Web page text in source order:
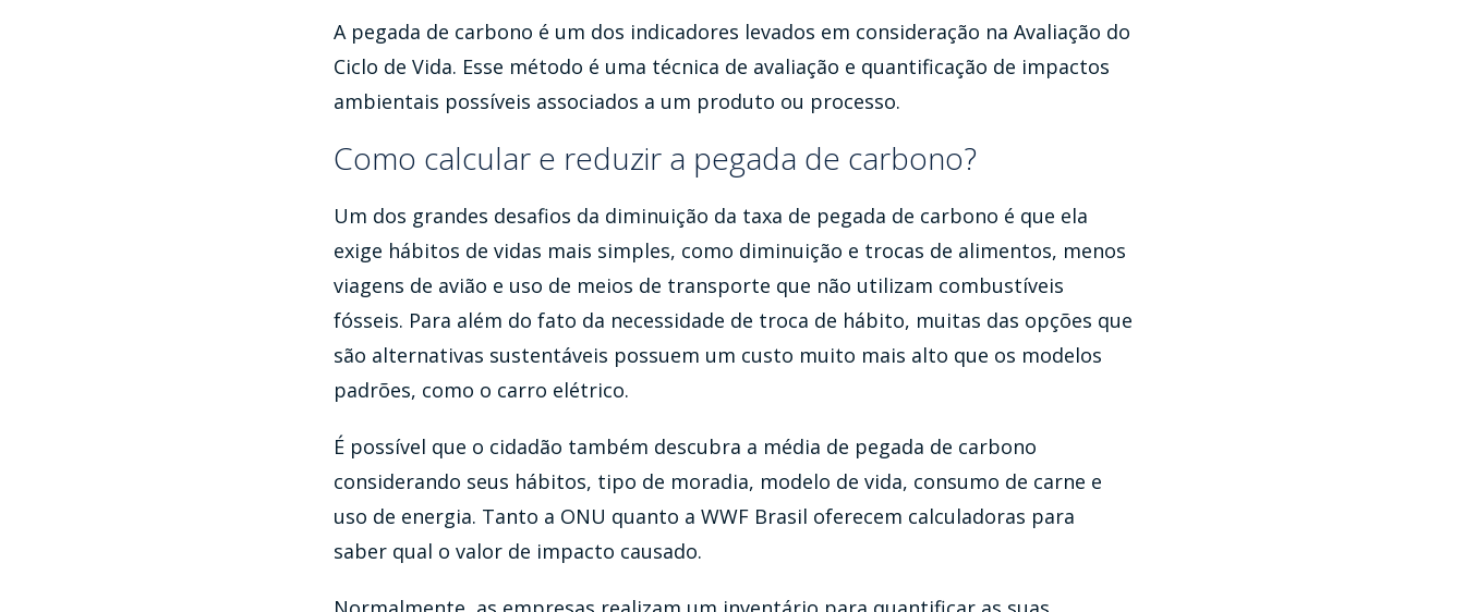
A pegada de carbono é um dos indicadores levados em consideração na Avaliação do
Ciclo de Vida. Esse método é uma técnica de avaliação e quantificação de impactos
ambientais possíveis associados a um produto ou processo.
Como calcular e reduzir a pegada de carbono?
Um dos grandes desafios da diminuição da taxa de pegada de carbono é que ela
exige hábitos de vidas mais simples, como diminuição e trocas de alimentos, menos
viagens de avião e uso de meios de transporte que não utilizam combustíveis
fósseis. Para além do fato da necessidade de troca de hábito, muitas das opções que
são alternativas sustentáveis possuem um custo muito mais alto que os modelos
padrões, como o carro elétrico.
É possível que o cidadão também descubra a média de pegada de carbono
considerando seus hábitos, tipo de moradia, modelo de vida, consumo de carne e
uso de energia. Tanto a ONU quanto a WWF Brasil oferecem calculadoras para
saber qual o valor de impacto causado.